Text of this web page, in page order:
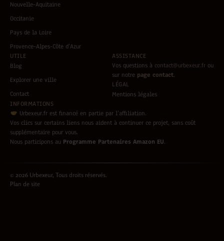
Nouvelle-Aquitaine
Occitanie
Pays de la Loire
Provence-Alpes-Côte d’Azur
UTILE
Blog
Explorer une ville
Contact
ASSISTANCE
Vos questions à contact@urbexeur.fr ou
sur notre page contact.
LÉGAL
Mentions légales
INFORMATIONS
Urbexeur.fr est financé en partie par l’affiliation.
Vos clics sur certains liens nous aident à continuer ce projet, sans coût
supplémentaire pour vous.
Nous participons au Programme Partenaires Amazon EU.
© 2026 Urbexeur, Tous droits réservés.
Plan de site